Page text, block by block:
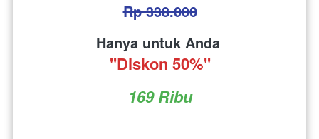
Rp 338.000
Hanya untuk Anda
''Diskon 50%''
169 Ribu